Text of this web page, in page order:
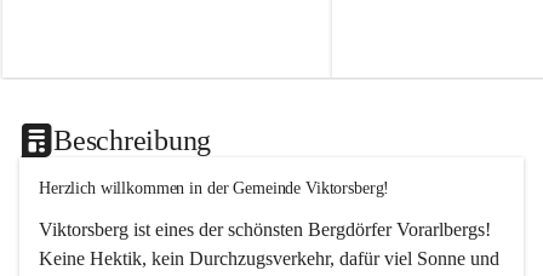
Beschreibung
Herzlich willkommen in der Gemeinde Viktorsberg!
Viktorsberg ist eines der schönsten Bergdörfer Vorarlbergs!
Keine Hektik, kein Durchzugsverkehr, dafür viel Sonne und